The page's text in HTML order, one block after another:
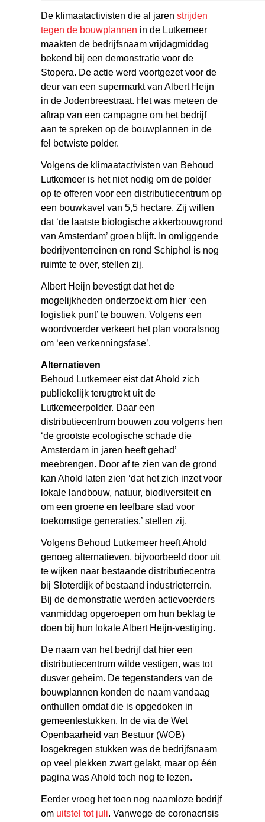
De klimaatactivisten die al jarenstrijden
tegen de bouwplannen in de Lutkemeer
maakten de bedrijfsnaam vrijdagmiddag
bekend bij een demonstratie voor de
Stopera. De actie werd voortgezet voor de
deur van een supermarkt van Albert Heijn
in de Jodenbreestraat. Het was meteen de
aftrap van een campagne om het bedrijf
aan te spreken op de bouwplannen in de
fel betwiste polder.
Volgens de klimaatactivisten van Behoud
Lutkemeer is het niet nodig om de polder
op te offeren voor een distributiecentrum op
een bouwkavel van 5,5 hectare. Zij willen
dat ‘de laatste biologische akkerbouwgrond
van Amsterdam’ groen blijft. In omliggende
bedrijventerreinen en rond Schiphol is nog
ruimte te over, stellen zij.
Albert Heijn bevestigt dat het de
mogelijkheden onderzoekt om hier ‘een
logistiek punt’ te bouwen. Volgens een
woordvoerder verkeert het plan vooralsnog
om ‘een verkenningsfase’.
Alternatieven
Behoud Lutkemeer eist dat Ahold zich
publiekelijk terugtrekt uit de
Lutkemeerpolder. Daar een
distributiecentrum bouwen zou volgens hen
‘de grootste ecologische schade die
Amsterdam in jaren heeft gehad’
meebrengen. Door af te zien van de grond
kan Ahold laten zien ‘dat het zich inzet voor
lokale landbouw, natuur, biodiversiteit en
om een groene en leefbare stad voor
toekomstige generaties,’ stellen zij.
Volgens Behoud Lutkemeer heeft Ahold
genoeg alternatieven, bijvoorbeeld door uit
te wijken naar bestaande distributiecentra
bij Sloterdijk of bestaand industrieterrein.
Bij de demonstratie werden actievoerders
vanmiddag opgeroepen om hun beklag te
doen bij hun lokale Albert Heijn-vestiging.
De naam van het bedrijf dat hier een
distributiecentrum wilde vestigen, was tot
dusver geheim. De tegenstanders van de
bouwplannen konden de naam vandaag
onthullen omdat die is opgedoken in
gemeentestukken. In de via de Wet
Openbaarheid van Bestuur (WOB)
losgekregen stukken was de bedrijfsnaam
op veel plekken zwart gelakt, maar op één
pagina was Ahold toch nog te lezen.
Eerder vroeg het toen nog naamloze bedrijf
om uitstel tot juli. Vanwege de coronacrisis